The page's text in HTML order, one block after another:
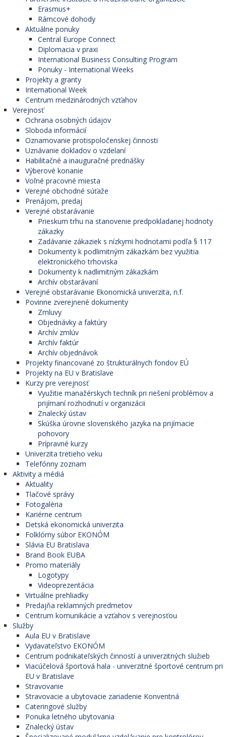
Erasmus+
Rámcové dohody
Aktuálne ponuky
Central Europe Connect
Diplomacia v praxi
International Business Consulting Program
Ponuky - International Weeks
Projekty a granty
International Week
Centrum medzinárodných vzťahov
Verejnosť
Ochrana osobných údajov
Sloboda informácií
Oznamovanie protispoločenskej činnosti
Uznávanie dokladov o vzdelaní
Habilitačné a inauguračné prednášky
Výberové konanie
Voľné pracovné miesta
Verejné obchodné súťaže
Prenájom, predaj
Verejné obstarávanie
Prieskum trhu na stanovenie predpokladanej hodnoty
zákazky
Zadávanie zákaziek s nízkymi hodnotami podľa § 117
Dokumenty k podlimitným zákazkám bez využitia
elektronického trhoviska
Dokumenty k nadlimitným zákazkám
Archív obstarávaní
Verejné obstarávanie Ekonomická univerzita, n.f.
Povinne zverejnené dokumenty
Zmluvy
Objednávky a faktúry
Archív zmlúv
Archív faktúr
Archív objednávok
Projekty financované zo štrukturálnych fondov EÚ
Projekty na EU v Bratislave
Kurzy pre verejnosť
Využitie manažérskych techník pri riešení problémov a
prijímaní rozhodnutí v organizácii
Znalecký ústav
Skúška úrovne slovenského jazyka na prijímacie
pohovory
Prípravné kurzy
Univerzita tretieho veku
Telefónny zoznam
Aktivity a médiá
Aktuality
Tlačové správy
Fotogaléria
Kariérne centrum
Detská ekonomická univerzita
Folklórny súbor EKONÓM
Slávia EU Bratislava
Brand Book EUBA
Promo materiály
Logotypy
Videoprezentácia
Virtuálne prehliadky
Predajňa reklamných predmetov
Centrum komunikácie a vzťahov s verejnosťou
Služby
Aula EU v Bratislave
Vydavateľstvo EKONÓM
Centrum podnikateľských činností a univerzitných služieb
Viacúčelová športová hala - univerzitné športové centrum pri
EU v Bratislave
Stravovanie
Stravovacie a ubytovacie zariadenie Konventná
Cateringové služby
Ponuka letného ubytovania
Znalecký ústav